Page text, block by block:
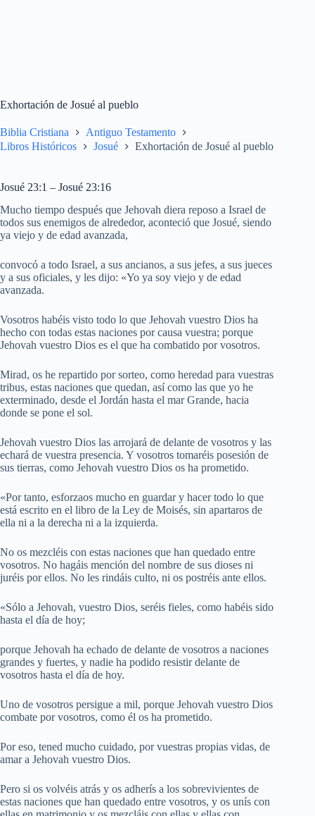
Exhortación de Josué al pueblo
Biblia Cristiana
Antiguo Testamento
Libros Históricos
Josué Exhortación de Josué al pueblo
Josué 23:1 – Josué 23:16
Mucho tiempo después que Jehovah diera reposo a Israel de
todos sus enemigos de alrededor, aconteció que Josué, siendo
ya viejo y de edad avanzada,
convocó a todo Israel, a sus ancianos, a sus jefes, a sus jueces
y a sus oficiales, y les dijo: «Yo ya soy viejo y de edad
avanzada.
Vosotros habéis visto todo lo que Jehovah vuestro Dios ha
hecho con todas estas naciones por causa vuestra; porque
Jehovah vuestro Dios es el que ha combatido por vosotros.
Mirad, os he repartido por sorteo, como heredad para vuestras
tribus, estas naciones que quedan, así como las que yo he
exterminado, desde el Jordán hasta el mar Grande, hacia
donde se pone el sol.
Jehovah vuestro Dios las arrojará de delante de vosotros y las
echará de vuestra presencia. Y vosotros tomaréis posesión de
sus tierras, como Jehovah vuestro Dios os ha prometido.
«Por tanto, esforzaos mucho en guardar y hacer todo lo que
está escrito en el libro de la Ley de Moisés, sin apartaros de
ella ni a la derecha ni a la izquierda.
No os mezcléis con estas naciones que han quedado entre
vosotros. No hagáis mención del nombre de sus dioses ni
juréis por ellos. No les rindáis culto, ni os postréis ante ellos.
«Sólo a Jehovah, vuestro Dios, seréis fieles, como habéis sido
hasta el día de hoy;
porque Jehovah ha echado de delante de vosotros a naciones
grandes y fuertes, y nadie ha podido resistir delante de
vosotros hasta el día de hoy.
Uno de vosotros persigue a mil, porque Jehovah vuestro Dios
combate por vosotros, como él os ha prometido.
Por eso, tened mucho cuidado, por vuestras propias vidas, de
amar a Jehovah vuestro Dios.
Pero si os volvéis atrás y os adherís a los sobrevivientes de
estas naciones que han quedado entre vosotros, y os unís con